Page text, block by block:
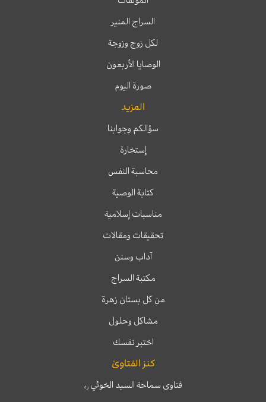
السراج المنير
لكل زوج وزوجة
الوصايا الأربعون
صورة اليوم
المزيد
سؤالكم وجوابنا
إستخارة
محاسبة النفس
كتابة الوصية
مناسبات إسلامية
تحقيقات ومقالات
آداب وسنن
مكتبة السراج
من كل بستان زهرة
مشاكل وحلول
اختبر نفسك
كنز الفتاوىٰ
فتاوى سماحة السيد الخوئيره